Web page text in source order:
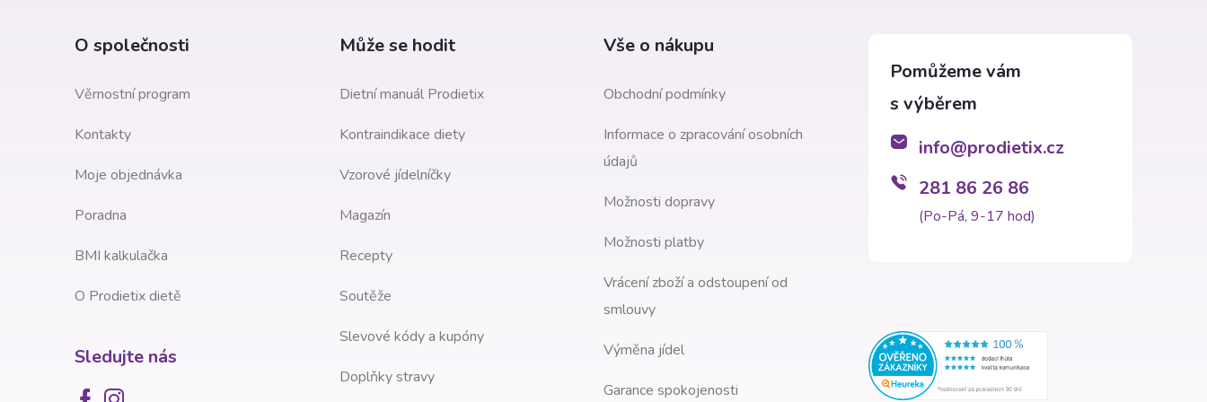
O společnosti
Věrnostní program
Kontakty
Moje objednávka
Poradna
BMI kalkulačka
O Prodietix dietě
Sledujte nás
Může se hodit
Dietní manuál Prodietix
Kontraindikace diety
Vzorové jídelníčky
Magazín
Recepty
Soutěže
Slevové kódy a kupóny
Doplňky stravy
Vše o nákupu
Obchodní podmínky
Informace o zpracování osobních
údajů
Možnosti dopravy
Možnosti platby
Vrácení zboží a odstoupení od
smlouvy
Výměna jídel
Garance spokojenosti
info@prodietix.cz
281 86 26 86
(Po-Pá, 9-17 hod)